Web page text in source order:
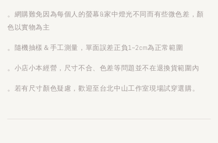
。網購難免因為每個人的螢幕&家中燈光不同而有些微色差，顏
色以實物為主
。隨機抽樣＆手工測量，單面誤差正負1~2cm為正常範圍
。小店小本經營，尺寸不合、色差等問題並不在退換貨範圍內
。若有尺寸顏色疑慮，歡迎至台北中山工作室現場試穿選購。